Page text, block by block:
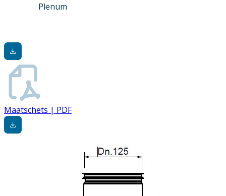
Plenum
Maatschets | PDF